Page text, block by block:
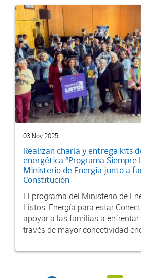
03 Nov 2025
Realizan charla y entrega kits
energética “Programa Siempre
Ministerio de Energía junto a
Constitución
El programa del Ministerio de
Listos, Energía para estar
apoyar a las familias a enfrentar
través de mayor conectividad